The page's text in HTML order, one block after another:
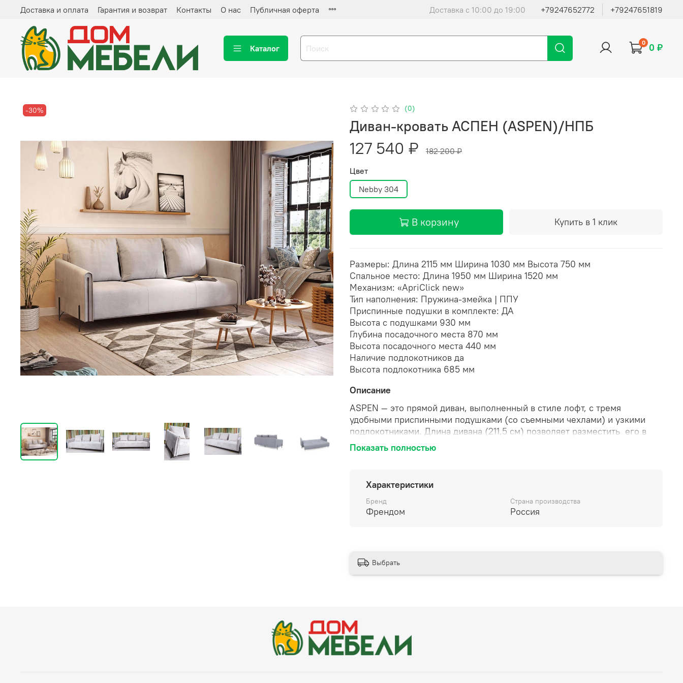
Доставка и оплата Гарантия и возврат Контакты О нас Публичная оферта Доставка с 10:00 до 19:00 +79247652772 +79247651819
Каталог
0 0 ₽
-30% (0)
Диван-кровать АСПЕН (ASPEN)/НПБ
127 540 ₽
182 200 ₽
Цвет
Nebby 304
В корзину Купить в 1 клик
Размеры: Длина 2115 мм Ширина 1030 мм Высота 750 мм
Спальное место: Длина 1950 мм Ширина 1520 мм
Механизм: «ApriClick new»
Тип наполнения: Пружина-змейка | ППУ
Приспинные подушки в комплекте: ДА
Высота с подушками 930 мм
Глубина посадочного места 870 мм
Высота посадочного места 440 мм
Наличие подлокотников да
Высота подлокотника 685 мм
Описание
ASPEN — это прямой диван, выполненный в стиле лофт, с тремя
удобными приспинными подушками (со съемными чехлами) и узкими
подлокотниками. Длина дивана (211,5 см) позволяет разместить его в
небольших комнатах и интерьерных нишах.
• канты на подлокотниках и подушках;
Показать полностью
Характеристики
Бренд
Френдом
Страна производства
Россия
Выбрать